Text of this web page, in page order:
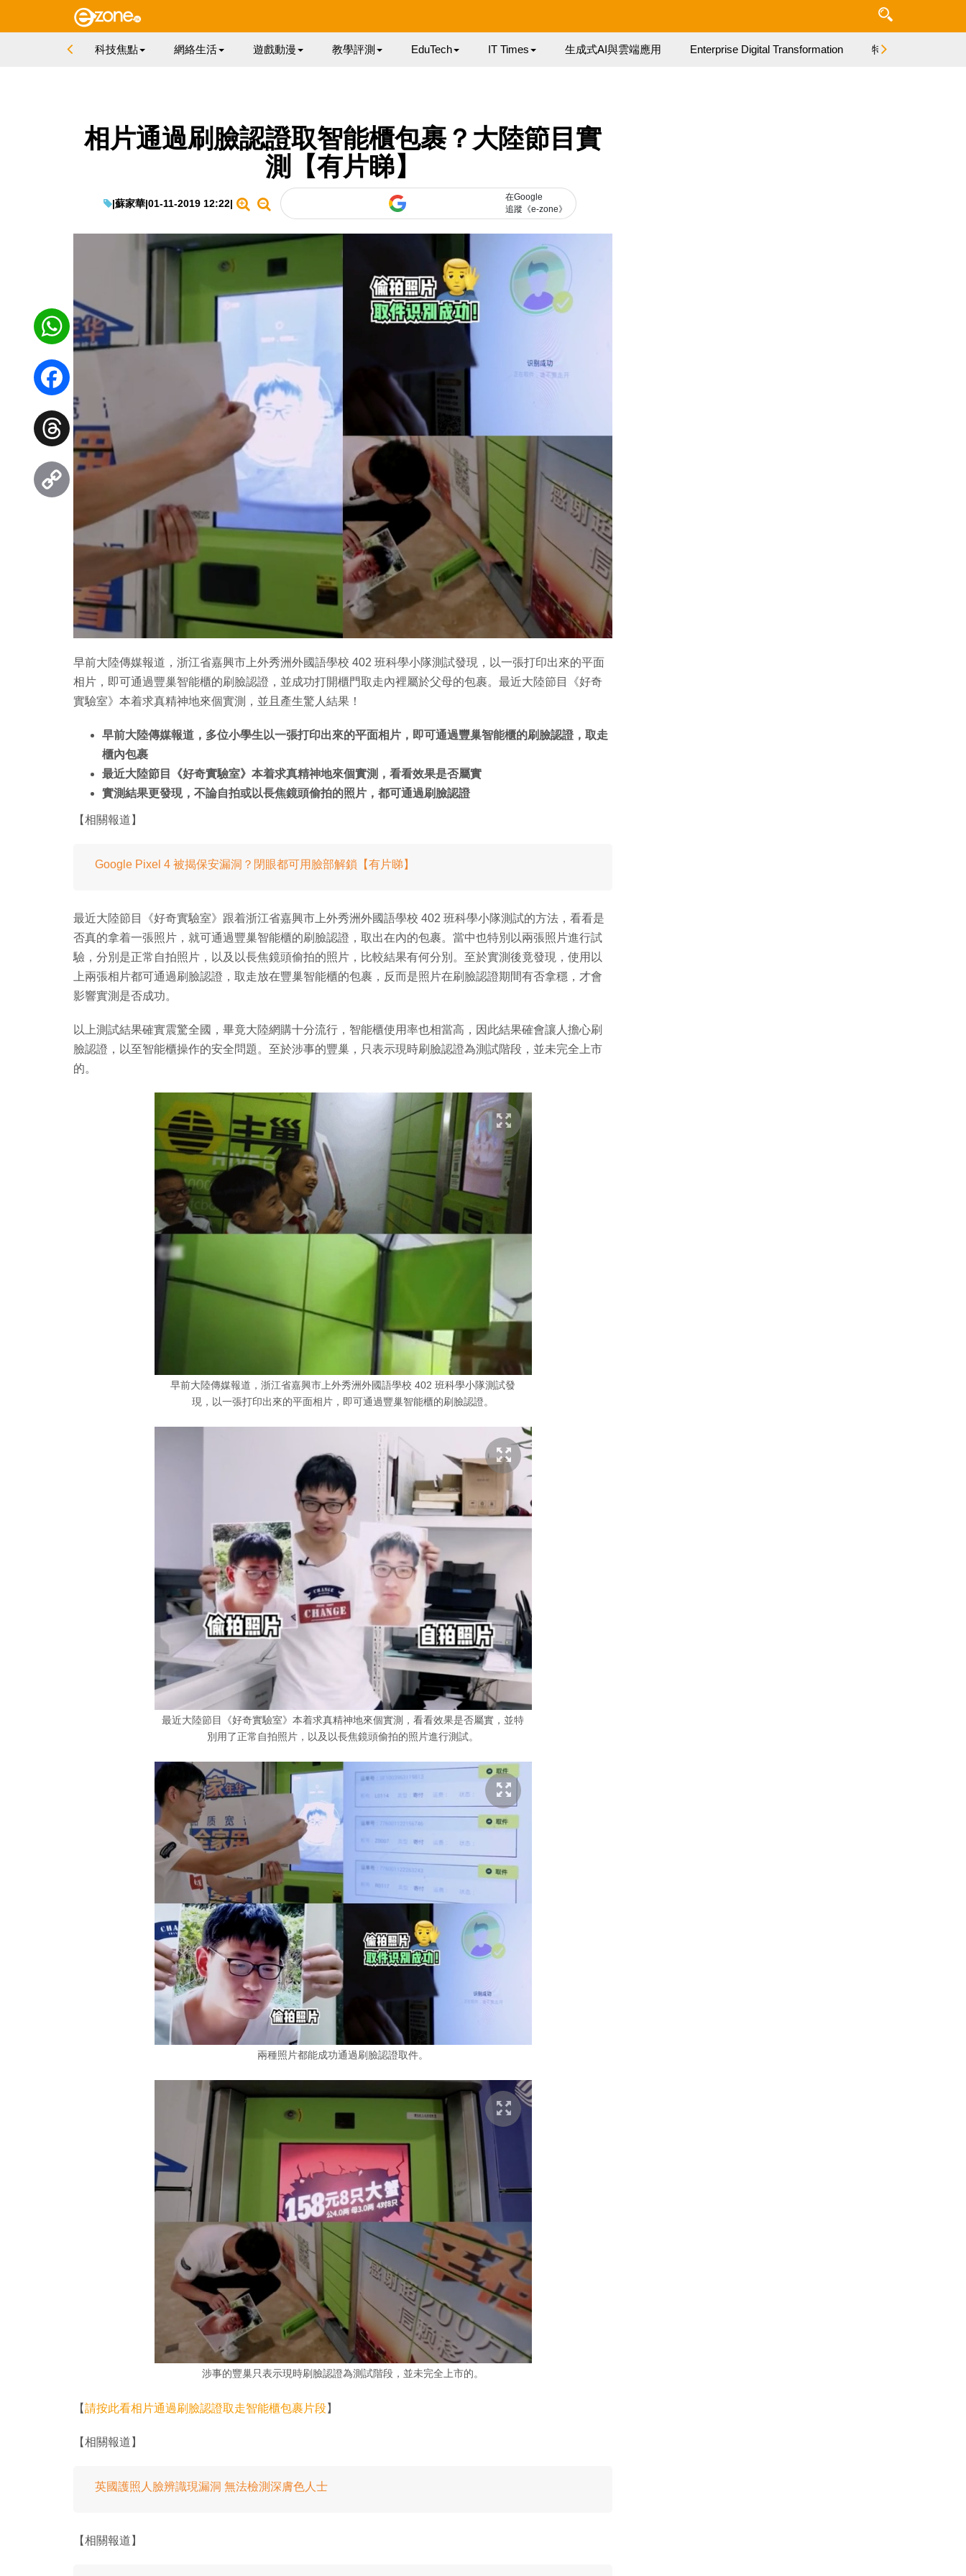
科技焦點 網絡生活 遊戲動漫 教學評測 EduTech IT Times 生成式AI與雲端應用 Enterprise Digital Transformation 特集
相片通過刷臉認證取智能櫃包裹？大陸節目實
測【有片睇】
|蘇家華|01-11-2019 12:22|
在Google
追蹤《e-zone》
早前大陸傳媒報道，浙江省嘉興市上外秀洲外國語學校 402 班科學小隊測試發現，以一張打印出來的平面
相片，即可通過豐巢智能櫃的刷臉認證，並成功打開櫃門取走內裡屬於父母的包裹。最近大陸節目《好奇
實驗室》本着求真精神地來個實測，並且產生驚人結果！
早前大陸傳媒報道，多位小學生以一張打印出來的平面相片，即可通過豐巢智能櫃的刷臉認證，取走
櫃內包裹
最近大陸節目《好奇實驗室》本着求真精神地來個實測，看看效果是否屬實
實測結果更發現，不論自拍或以長焦鏡頭偷拍的照片，都可通過刷臉認證
【相關報道】
Google Pixel 4 被揭保安漏洞？閉眼都可用臉部解鎖【有片睇】
最近大陸節目《好奇實驗室》跟着浙江省嘉興市上外秀洲外國語學校 402 班科學小隊測試的方法，看看是
否真的拿着一張照片，就可通過豐巢智能櫃的刷臉認證，取出在內的包裹。當中也特別以兩張照片進行試
驗，分別是正常自拍照片，以及以長焦鏡頭偷拍的照片，比較結果有何分別。至於實測後竟發現，使用以
上兩張相片都可通過刷臉認證，取走放在豐巢智能櫃的包裹，反而是照片在刷臉認證期間有否拿穩，才會
影響實測是否成功。
以上測試結果確實震驚全國，畢竟大陸網購十分流行，智能櫃使用率也相當高，因此結果確會讓人擔心刷
臉認證，以至智能櫃操作的安全問題。至於涉事的豐巢，只表示現時刷臉認證為測試階段，並未完全上市
的。
早前大陸傳媒報道，浙江省嘉興市上外秀洲外國語學校 402 班科學小隊測試發
現，以一張打印出來的平面相片，即可通過豐巢智能櫃的刷臉認證。
最近大陸節目《好奇實驗室》本着求真精神地來個實測，看看效果是否屬實，並特
別用了正常自拍照片，以及以長焦鏡頭偷拍的照片進行測試。
兩種照片都能成功通過刷臉認證取件。
涉事的豐巢只表示現時刷臉認證為測試階段，並未完全上市的。
【請按此看相片通過刷臉認證取走智能櫃包裹片段】
【相關報道】
英國護照人臉辨識現漏洞 無法檢測深膚色人士
【相關報道】
WhatsApp
Facebook
Threads
Link